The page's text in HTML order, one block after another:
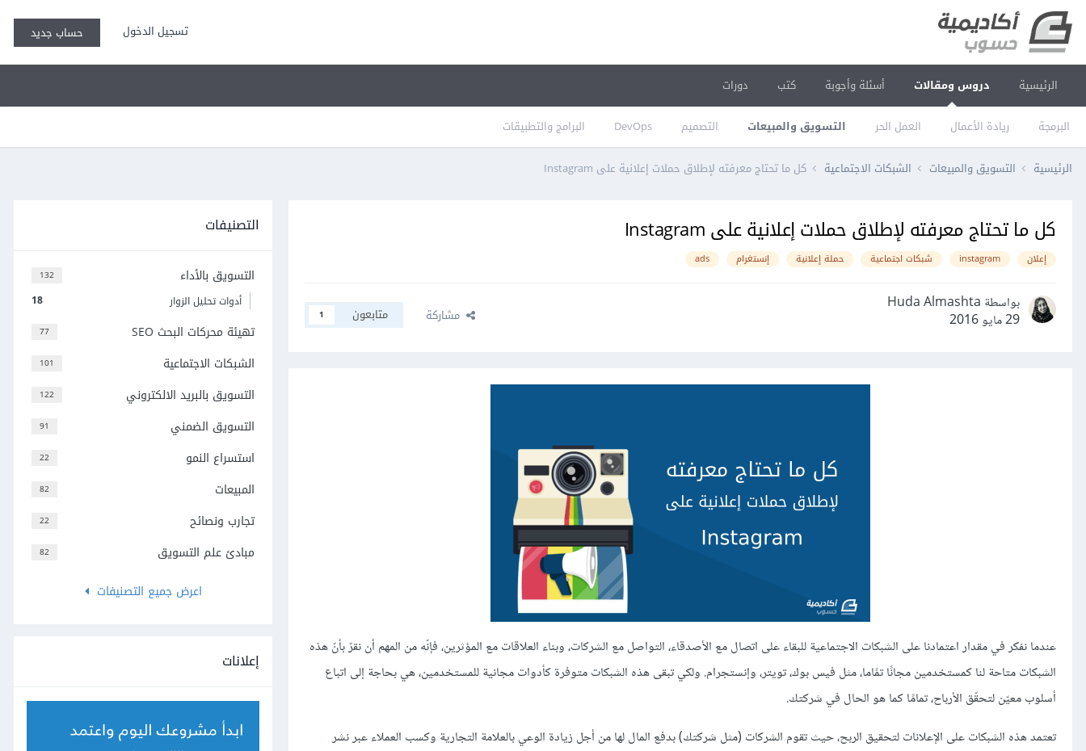
تسجيل الدخول حساب جديد
الرئيسية دروس ومقالات
البرمجة ريادة الأعمال العمل الحر التسويق والمبيعات التصميم DevOps البرامج والتطبيقات
أسئلة وأجوبة كتب دورات
الرئيسية التسويق والمبيعات الشبكات الاجتماعية كل ما تحتاج معرفته لإطلاق حملات إعلانية على Instagram
كل ما تحتاج معرفته لإطلاق حملات إعلانية على Instagram
إعلان instagram شبكات اجتماعية حملة إعلانية إنستغرام ads
بواسطة Huda Almashta
29 مايو 2016
مشاركة متابعون 1
عندما نفكر في مقدار اعتمادنا على الشبكات الاجتماعية للبقاء على اتصال مع الأصدقاء، التواصل مع الشركات، وبناء العلاقات مع المؤثرين، فإنّه من المهم أن نقرّ بأنّ هذه
الشبكات متاحة لنا كمستخدمين مجانًا تمًاما، مثل فيس بوك، تويتر، وإنستجرام. ولكي تبقى هذه الشبكات متوفرة كأدوات مجانية للمستخدمين، هي بحاجة إلى اتباع
أسلوب معيّن لتحقّق الأرباح، تمامًا كما هو الحال في شركتك.
تعتمد هذه الشبكات على الإعلانات لتحقيق الربح، حيث تقوم الشركات (مثل شركتك) بدفع المال لها من أجل زيادة الوعي بالعلامة التجارية وكسب العملاء عبر نشر
التصنيفات
132 التسويق بالأداء
18 أدوات تحليل الزوار
77 تهيئة محركات البحث SEO
101 الشبكات الاجتماعية
122 التسويق بالبريد الالكتروني
91 التسويق الضمني
22 استسراع النمو
82 المبيعات
22 تجارب ونصائح
82
مبادئ علم التسويق
اعرض جميع التصنيفات
إعلانات